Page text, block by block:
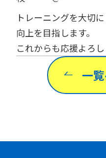
トレーニングを大切
向上を目指します。
これからも応援よろし
一